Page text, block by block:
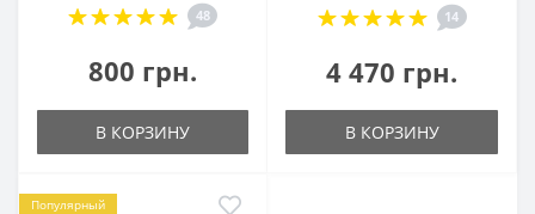
48
800 грн.
В КОРЗИНУ
14
4 470 грн.
В КОРЗИНУ
Популярный